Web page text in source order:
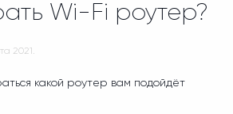
Wi-Fi роутер?
2021 .
какой роутер вам подойдёт